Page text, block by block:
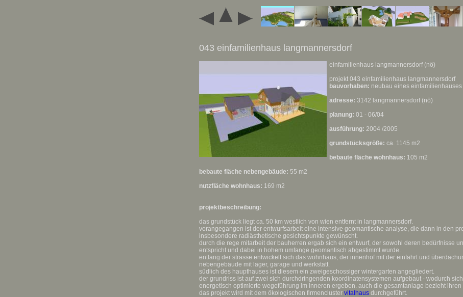
043 einfamilienhaus langmannersdorf
einfamilienhaus langmannersdorf (nö)
projekt 043 einfamilienhaus langmannersdorf
bauvorhaben: neubau eines
adresse: 3142 langmannersdorf (nö)
planung: 01 - 06/04
ausführung: 2004 /2005
grundstücksgröße: ca. 1145 m2
bebaute fläche wohnhaus: 105 m2
bebaute fläche nebengebäude: 55 m2
nutzfläche wohnhaus: 169 m2
projektbeschreibung:
das grundstück liegt ca. 50 km westlich von wien entfernt in langmannersdorf.
vorangegangen ist der entwurfsarbeit eine intensive geomantische analyse, die dann in den
insbesondere radiästhetische gesichtspunkte gewünscht.
durch die rege mitarbeit der bauherren ergab sich ein entwurf, der sowohl deren bedürfnisse
entspricht und dabei in hohem umfange geomantisch abgestimmt wurde.
entlang der strasse entwickelt sich das wohnhaus, der innenhof mit der einfahrt und
nebengebäude mit lager, garage und werkstatt.
südlich des haupthauses ist diesem ein zweigeschossiger wintergarten angegliedert.
der grundriss ist auf zwei sich durchdringenden koordinatensystemen aufgebaut - wodurch
energetisch optimierte wegeführung im inneren ergeben. auch die gesamtanlage bezieht
das projekt wird mit dem ökologischen firmencluster vitalhaus durchgeführt.